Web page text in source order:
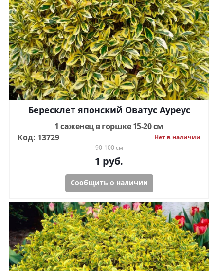
Бересклет японский Оватус Ауреус
1 саженец в горшке 15-20 см
Код: 13729
Нет в наличии
90-100 см
1 руб.
Сообщить о наличии